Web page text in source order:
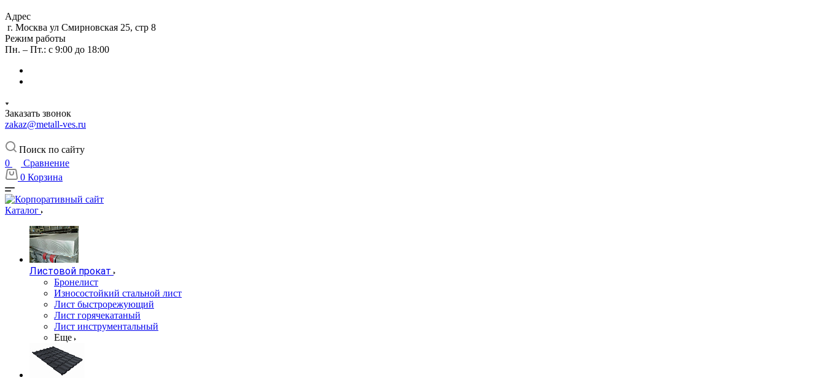
Адрес
г. Москва ул Смирновская 25, стр 8
Режим работы
Пн. – Пт.: с 9:00 до 18:00
Заказать звонок
zakaz@metall-ves.ru
Поиск по сайту
0
Сравнение
0 Корзина
Каталог
Листовой прокат
Бронелист
Износостойкий стальной лист
Лист быстрорежующий
Лист горячекатаный
Лист инструментальный
Еще